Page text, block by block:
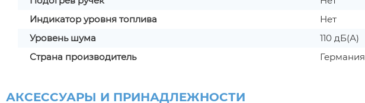
Индикатор уровня топлива
Нет
Уровень шума
110 дБ(А)
Страна производитель
Германия
АКСЕССУАРЫ И ПРИНАДЛЕЖНОСТИ